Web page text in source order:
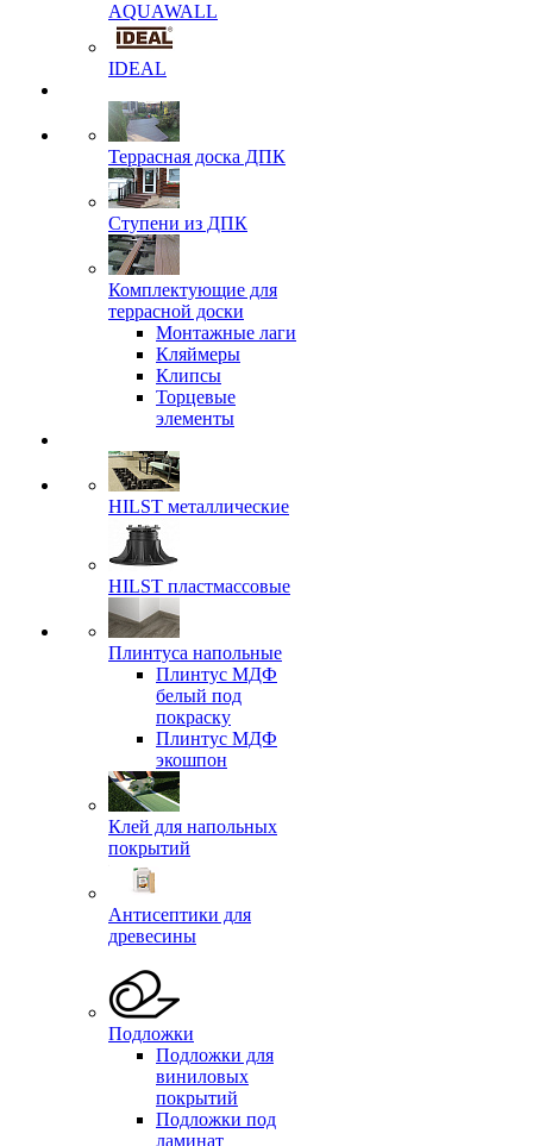
AQUAWALL
IDEAL
Террасная доска ДПК
Ступени из ДПК
Комплектующие для
террасной доски
Монтажные лаги
Кляймеры
Клипсы
Торцевые
элементы
HILST металлические
HILST пластмассовые
Плинтуса напольные
Плинтус МДФ
белый под
покраску
Плинтус МДФ
экошпон
Клей для напольных
покрытий
Антисептики для
древесины
Подложки
Подложки для
виниловых
покрытий
Подложки под
ламинат